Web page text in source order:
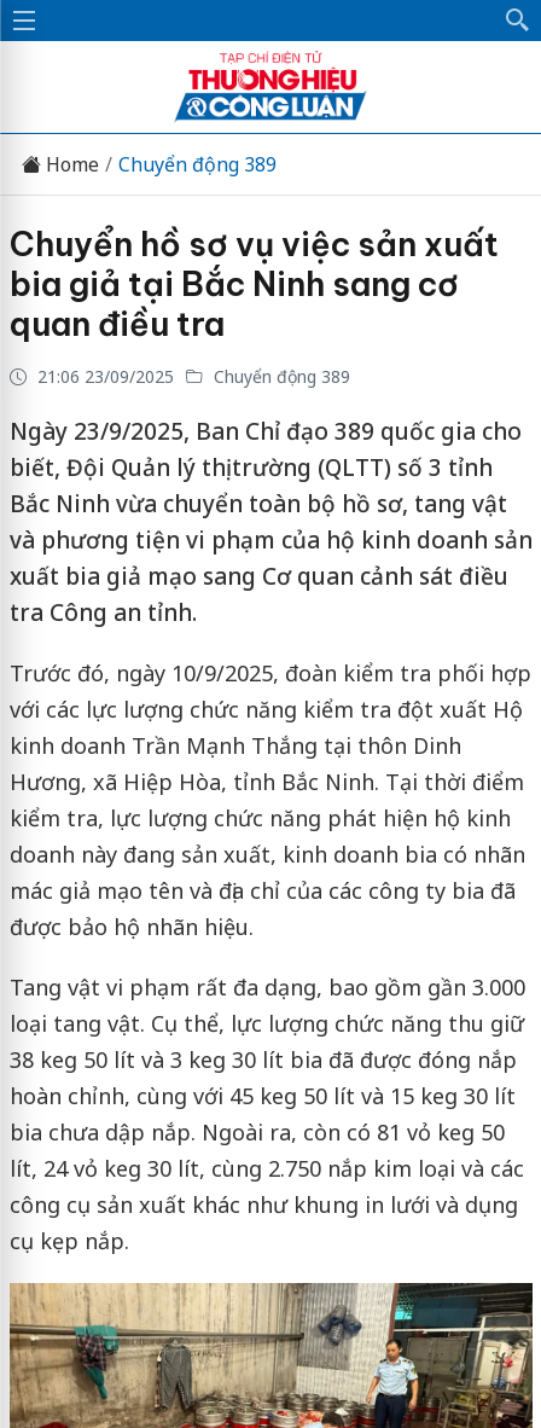
Home Chuyển động 389
Chuyển hồ sơ vụ việc sản xuất
bia giả tại Bắc Ninh sang cơ
quan điều tra
21:06 23/09/2025 Chuyển động 389
Ngày 23/9/2025, Ban Chỉ đạo 389 quốc gia cho
biết, Đội Quản lý thị trường (QLTT) số 3 tỉnh
Bắc Ninh vừa chuyển toàn bộ hồ sơ, tang vật
và phương tiện vi phạm của hộ kinh doanh sản
xuất bia giả mạo sang Cơ quan cảnh sát điều
tra Công an tỉnh.
Trước đó, ngày 10/9/2025, đoàn kiểm tra phối hợp
với các lực lượng chức năng kiểm tra đột xuất Hộ
kinh doanh Trần Mạnh Thắng tại thôn Dinh
Hương, xã Hiệp Hòa, tỉnh Bắc Ninh. Tại thời điểm
kiểm tra, lực lượng chức năng phát hiện hộ kinh
doanh này đang sản xuất, kinh doanh bia có nhãn
mác giả mạo tên và địa chỉ của các công ty bia đã
được bảo hộ nhãn hiệu.
Tang vật vi phạm rất đa dạng, bao gồm gần 3.000
loại tang vật. Cụ thể, lực lượng chức năng thu giữ
38 keg 50 lít và 3 keg 30 lít bia đã được đóng nắp
hoàn chỉnh, cùng với 45 keg 50 lít và 15 keg 30 lít
bia chưa dập nắp. Ngoài ra, còn có 81 vỏ keg 50
lít, 24 vỏ keg 30 lít, cùng 2.750 nắp kim loại và các
công cụ sản xuất khác như khung in lưới và dụng
cụ kẹp nắp.